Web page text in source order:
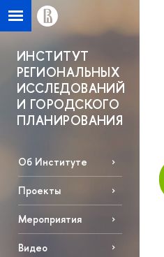
ИНСТИТУТ
РЕГИОНАЛЬНЫХ
ИССЛЕДОВАНИЙ
И ГОРОДСКОГО
ПЛАНИРОВАНИЯ
Об Институте
Проекты
Мероприятия
Видео